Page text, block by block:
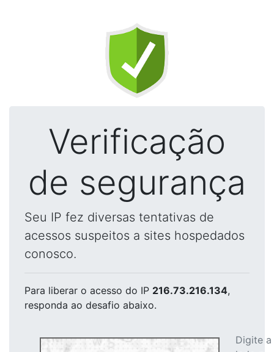
Verificação
de segurança
Seu IP fez diversas tentativas de
acessos suspeitos a sites hospedados
conosco.
Para liberar o acesso do IP 216.73.216.134,
responda ao desafio abaixo.
Digite